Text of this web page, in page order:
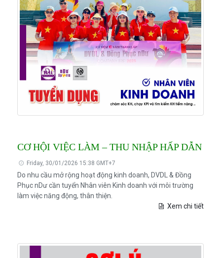
CƠ HỘI VIỆC LÀM – THU NHẬP HẤP DẪN
Friday, 30/01/2026 15:38 GMT+7
Do nhu cầu mở rộng hoạt động kinh doanh, DVDL & Đồng
Phục nDư cần tuyển Nhân viên Kinh doanh với môi trường
làm việc năng động, thân thiện.
Xem chi tiết